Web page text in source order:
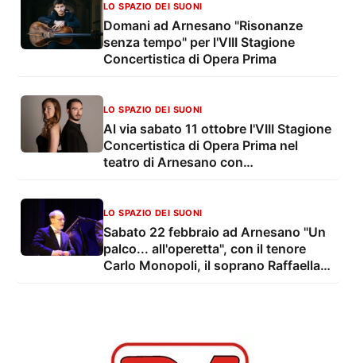
LO SPAZIO DEI SUONI
Domani ad Arnesano "Risonanze
senza tempo" per l'VIII Stagione
Concertistica di Opera Prima
LO SPAZIO DEI SUONI
Al via sabato 11 ottobre l'VIII Stagione
Concertistica di Opera Prima nel
teatro di Arnesano con
LO SPAZIO DEI SUONI
Sabato 22 febbraio ad Arnesano "Un
palco... all'operetta", con il tenore
Carlo Monopoli, il soprano Raffaella